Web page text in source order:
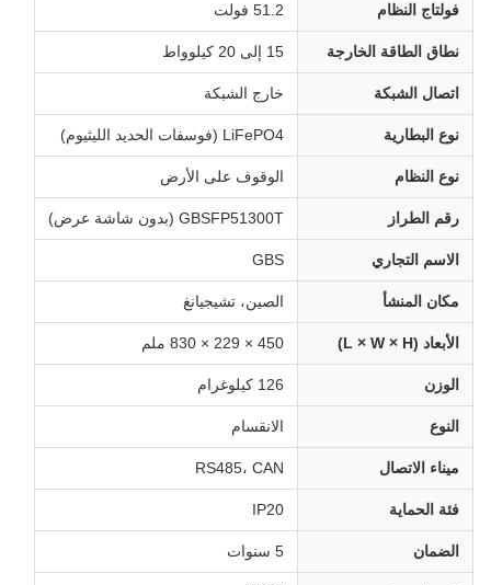
فولتاج النظام 51.2 فولت
نطاق الطاقة الخارجة 15 إلى 20 كيلوواط
اتصال الشبكة خارج الشبكة
نوع البطارية LiFePO4 (فوسفات الحديد الليثيوم)
نوع النظام الوقوف على الأرض
رقم الطراز GBSFP51300T (بدون شاشة عرض)
الاسم التجاري GBS
مكان المنشأ الصين، تشيجيانغ
الأبعاد (L × W × H) 450 × 229 × 830 ملم
الوزن 126 كيلوغرام
النوع الانقسام
ميناء الاتصال RS485، CAN
فئة الحماية IP20
الضمان 5 سنوات